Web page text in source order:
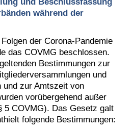
während der
der Corona-Pandemie
das COVMG beschlossen.
Bestimmungen zur
und
und zur Amtszeit von
vorübergehend außer
5 COVMG). Das Gesetz galt
folgende Bestimmungen: